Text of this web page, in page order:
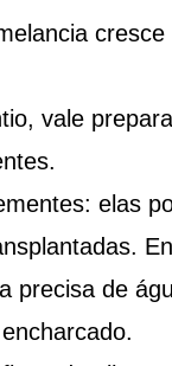
vale
elas
precisa de